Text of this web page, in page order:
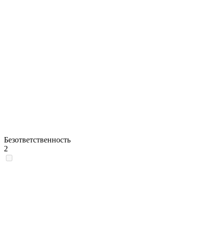
Безответственность
2